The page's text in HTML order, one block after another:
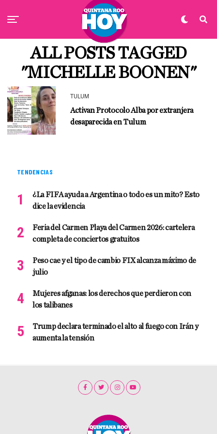
ALL POSTS TAGGED
"MICHELLE BOONEN"
TULUM
Activan Protocolo Alba por extranjera
desaparecida en Tulum
TENDENCIAS
¿La FIFA ayuda a Argentina o todo es un mito? Esto
dice la evidencia
Feria del Carmen Playa del Carmen 2026: cartelera
completa de conciertos gratuitos
Peso cae y el tipo de cambio FIX alcanza máximo de
julio
Mujeres afganas: los derechos que perdieron con
los talibanes
Trump declara terminado el alto al fuego con Irán y
aumenta la tensión